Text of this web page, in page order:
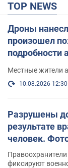
TOP NEWS
Дроны
произошел
подробности
Местные жители
10.08.2026 12:30
Разрушены
результате
человек.
фиксируют